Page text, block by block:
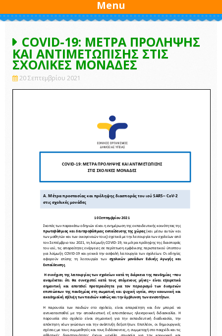
Menu
COVID-19: ΜΕΤΡΑ ΠΡΟΛΗΨΗΣ
ΚΑΙ ΑΝΤΙΜΕΤΩΠΙΣΗΣ ΣΤΙΣ
ΣΧΟΛΙΚΕΣ ΜΟΝΑΔΕΣ
20 Σεπτεμβρίου 2021